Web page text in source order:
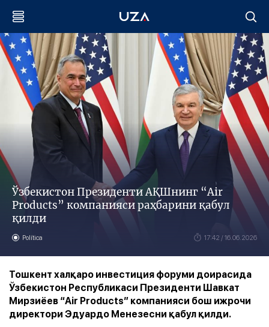
Ўзбекистон Президенти АҚШнинг “Air
Products” компанияси раҳбарини қабул
қилди
Política 17:42 / 16.06.2026
Тошкент халқаро инвестиция форуми доирасида
Ўзбекистон Республикаси Президенти Шавкат
Мирзиёев “Air Products” компанияси бош ижрочи
директори Эдуардо Менезесни қабул қилди.